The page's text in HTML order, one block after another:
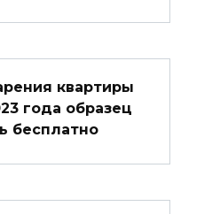
квартиры
года образец
бесплатно